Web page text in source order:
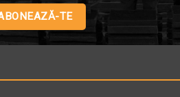
Alternative: